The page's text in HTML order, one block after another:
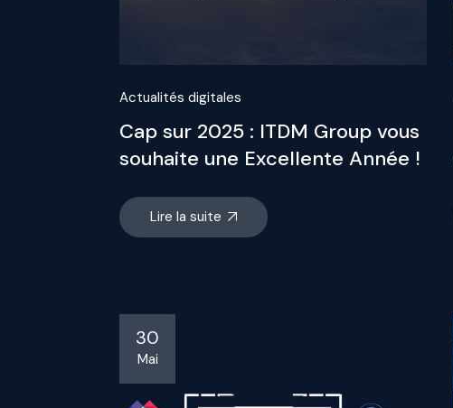
Actualités digitales
Cap sur 2025 : ITDM Group vous
souhaite une Excellente Année !
Lire la suite
30
Mai